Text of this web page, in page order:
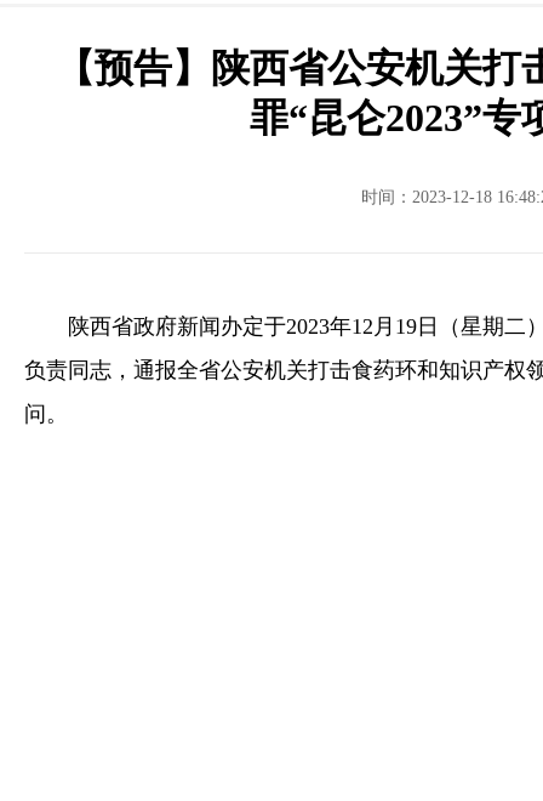
【预告】陕西省公安机关
罪“昆仑2023”专
时间：2023-12-18
陕西省政府新闻办定于2023年12月19日（星期
负责同志，通报全省公安机关打击食药环和知识产权
问。